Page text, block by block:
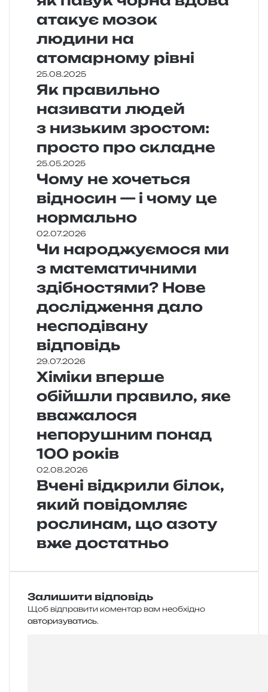
атакує мозок
людини на
атомарному рівні
25.08.2025
Як правильно
називати людей
з низьким зростом:
просто про складне
25.05.2025
Чому не хочеться
відносин — і чому це
нормально
02.07.2026
Чи народжуємося ми
з математичними
здібностями? Нове
дослідження дало
несподівану
відповідь
29.07.2026
Хіміки вперше
обійшли правило, яке
вважалося
непорушним понад
100 років
02.08.2026
Вчені відкрили білок,
який повідомляє
рослинам, що азоту
вже достатньо
Залишити відповідь
Щоб відправити коментар вам необхідно
авторизуватись.